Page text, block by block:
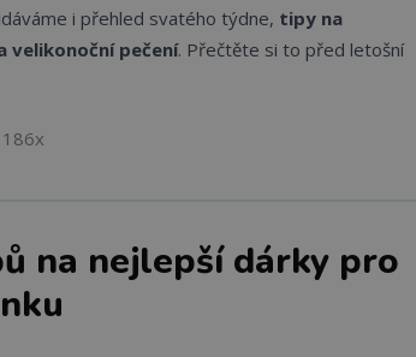
i přehled svatého týdne, tipy na
velikonoční pečení. Přečtěte si to před letošní
na nejlepší dárky pro